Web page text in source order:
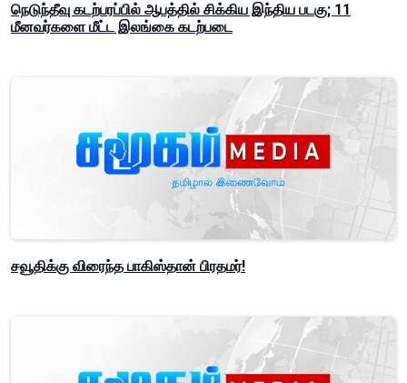
நெடுந்தீவு கடற்பரப்பில் ஆபத்தில் சிக்கிய இந்திய படகு; 11
மீனவர்களை மீட்ட இலங்கை கடற்படை
சவூதிக்கு விரைந்த பாகிஸ்தான் பிரதமர்!